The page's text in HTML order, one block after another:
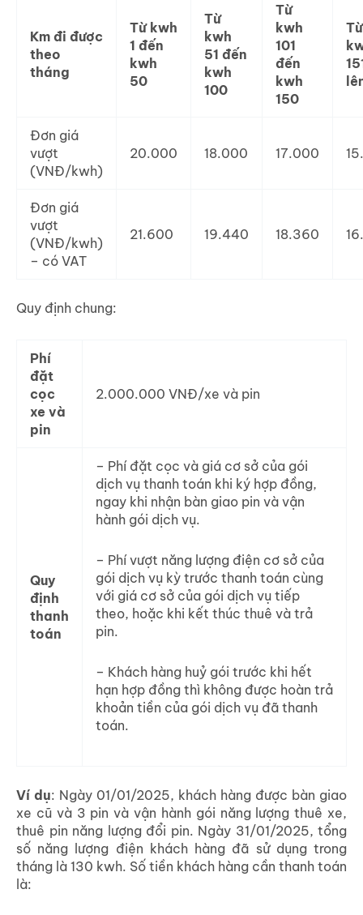
Km đi được
theo
tháng
Từ kwh
1 đến
kwh
50
Từ
kwh
51 đến
kwh
100
Từ
kwh
101
đến
kwh
150
Từ
Đơn giá
vượt
(VNĐ/kwh)
20.000 18.000 17.000
Đơn giá
vượt
(VNĐ/kwh)
– có VAT
21.600 19.440 18.360
Quy định chung:
Phí
đặt
cọc
xe và
pin
2.000.000 VNĐ/xe và pin
Quy
định
thanh
toán
– Phí đặt cọc và giá cơ sở của gói
dịch vụ thanh toán khi ký hợp đồng,
ngay khi nhận bàn giao pin và vận
hành gói dịch vụ.
– Phí vượt năng lượng điện cơ sở của
gói dịch vụ kỳ trước thanh toán cùng
với giá cơ sở của gói dịch vụ tiếp
theo, hoặc khi kết thúc thuê và trả
pin.
– Khách hàng huỷ gói trước khi hết
hạn hợp đồng thì không được hoàn trả
khoản tiền của gói dịch vụ đã thanh
toán.
Ví dụ: Ngày 01/01/2025, khách hàng được bàn giao
xe cũ và 3 pin và vận hành gói năng lượng thuê xe,
thuê pin năng lượng đổi pin. Ngày 31/01/2025, tổng
số năng lượng điện khách hàng đã sử dụng trong
tháng là 130 kwh. Số tiền khách hàng cần thanh toán
là: